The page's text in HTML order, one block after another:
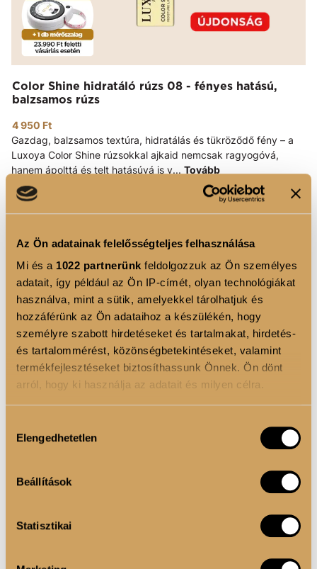
Az Ön adatainak felelősségteljes felhasználása
Mi és a 1022 partnerünk feldolgozzuk az Ön személyes
adatait, így például az Ön IP-címét, olyan technológiákat
használva, mint a sütik, amelyekkel tárolhatjuk és
hozzáférünk az Ön adataihoz a készülékén, hogy
személyre szabott hirdetéseket és tartalmakat, hirdetés-
és tartalommérést, közönségbetekintéseket, valamint
termékfejlesztéseket biztosíthassunk Önnek. Ön dönt
arról, hogy ki használja az adatait és milyen célra.
Információgyűjtés az Ön földrajzi elhelyezkedéséről
Az Ön készülékén beazonosítása annak konkrét
tulajdonságainak (ujjlenyomat) aktív ellenőrzésével
módjairól és adja meg preferenciáit a
kiválasztása
Elengedhetetlen
Beállítások
Statisztikai
Color Shine hidratáló rúzs 08 - fényes hatású,
balzsamos rúzs
4 950 Ft
Gazdag, balzsamos textúra, hidratálás és tükröződő fény – a
Luxoya Color Shine rúzsokkal ajkaid nemcsak ragyogóvá,
hanem ápolttá és telt hatásúvá is v... Tovább
KOSÁRBA
Luxoya Color Glaze üvegfényű hidratáló szájfény